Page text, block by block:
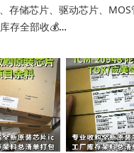
存储芯片、驱动芯片、
存全部收💰
、过期呆滞物料均可处理
明无套路，现款现结不压款
一打包回收，全程保密处理
高效盘活闲置物料回笼资金
圳区域当日上门看货📱